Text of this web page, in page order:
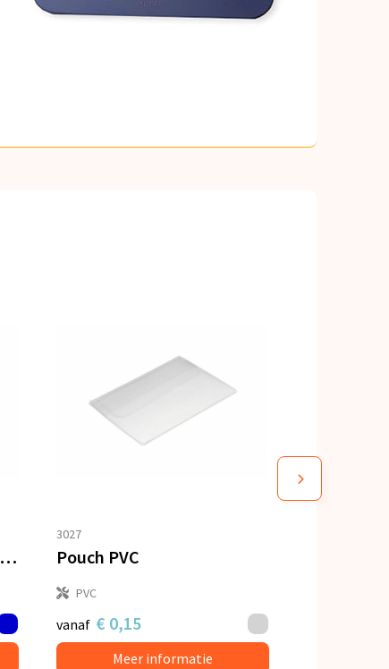
Verpakking voor 2 mokken met venster
3027
Pouch PVC
PVC
vanaf € 0,15
Meer informatie